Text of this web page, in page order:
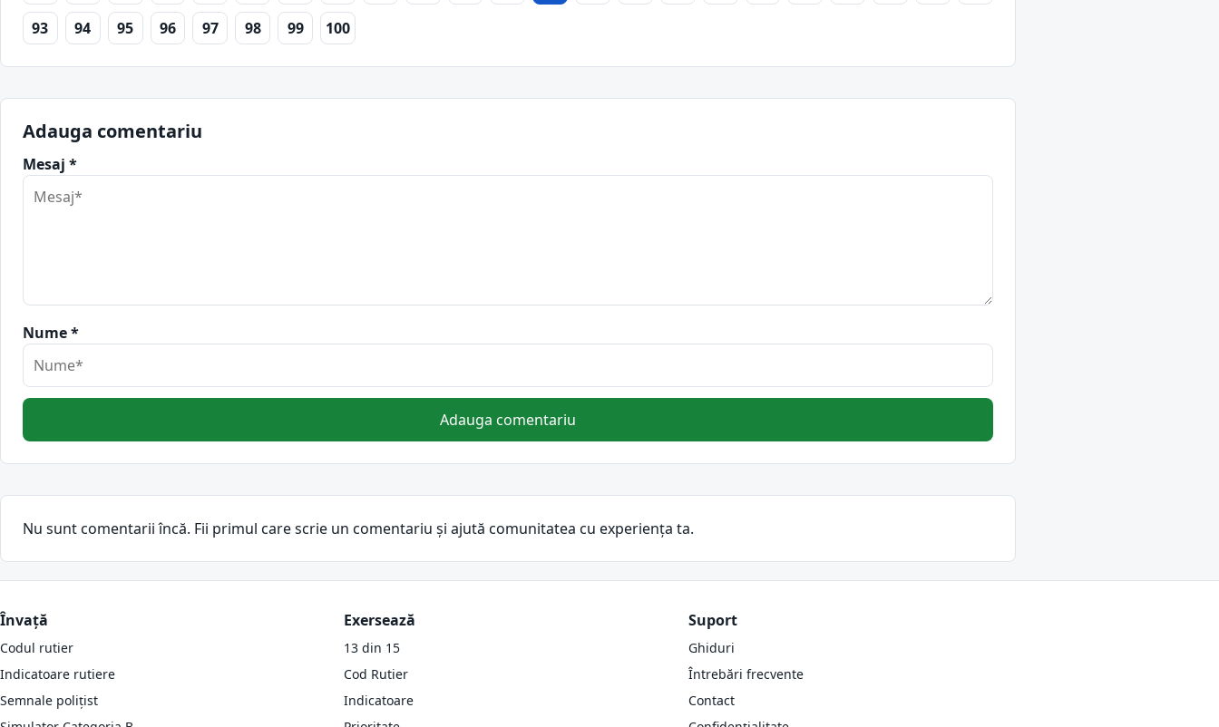
93
94 95 96 97 98 99 100
Adauga comentariu
Mesaj *
Nume *
Adauga comentariu
Nu sunt comentarii încă. Fii primul care scrie un comentariu și ajută comunitatea cu experiența ta.
Învață
Codul rutier
Indicatoare rutiere
Semnale polițist
Exersează
13 din 15
Cod Rutier
Indicatoare
Suport
Ghiduri
Întrebări frecvente
Contact